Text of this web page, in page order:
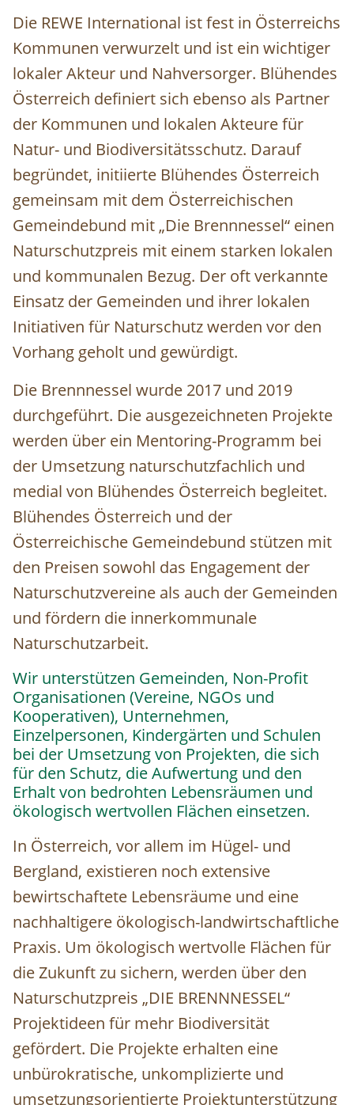
Die REWE International ist fest in Österreichs
Kommunen verwurzelt und ist ein wichtiger
lokaler Akteur und Nahversorger. Blühendes
Österreich definiert sich ebenso als Partner
der Kommunen und lokalen Akteure für
Natur- und Biodiversitätsschutz. Darauf
begründet, initiierte Blühendes Österreich
gemeinsam mit dem Österreichischen
Gemeindebund mit „Die Brennnessel“ einen
Naturschutzpreis mit einem starken lokalen
und kommunalen Bezug. Der oft verkannte
Einsatz der Gemeinden und ihrer lokalen
Initiativen für Naturschutz werden vor den
Vorhang geholt und gewürdigt.
Die Brennnessel wurde 2017 und 2019
durchgeführt. Die ausgezeichneten Projekte
werden über ein Mentoring-Programm bei
der Umsetzung naturschutzfachlich und
medial von Blühendes Österreich begleitet.
Blühendes Österreich und der
Österreichische Gemeindebund stützen mit
den Preisen sowohl das Engagement der
Naturschutzvereine als auch der Gemeinden
und fördern die innerkommunale
Naturschutzarbeit.
Wir unterstützen Gemeinden, Non-Profit
Organisationen (Vereine, NGOs und
Kooperativen), Unternehmen,
Einzelpersonen, Kindergärten und Schulen
bei der Umsetzung von Projekten, die sich
für den Schutz, die Aufwertung und den
Erhalt von bedrohten Lebensräumen und
ökologisch wertvollen Flächen einsetzen.
In Österreich, vor allem im Hügel- und
Bergland, existieren noch extensive
bewirtschaftete Lebensräume und eine
nachhaltigere ökologisch-landwirtschaftliche
Praxis. Um ökologisch wertvolle Flächen für
die Zukunft zu sichern, werden über den
Naturschutzpreis „DIE BRENNNESSEL“
Projektideen für mehr Biodiversität
gefördert. Die Projekte erhalten eine
unbürokratische, unkomplizierte und
umsetzungsorientierte Projektunterstützung